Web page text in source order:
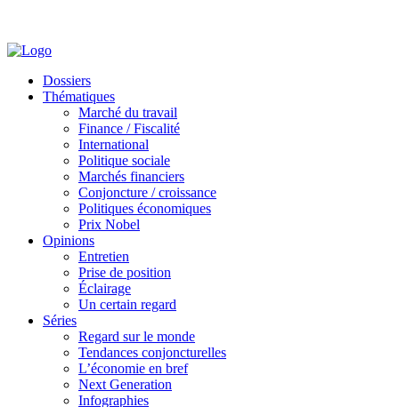
Dossiers
Thématiques
Marché du travail
Finance / Fiscalité
International
Politique sociale
Marchés financiers
Conjoncture / croissance
Politiques économiques
Prix Nobel
Opinions
Entretien
Prise de position
Éclairage
Un certain regard
Séries
Regard sur le monde
Tendances conjoncturelles
L’économie en bref
Next Generation
Infographies